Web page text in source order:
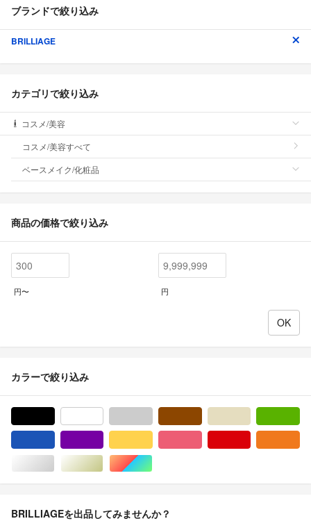
ブランドで絞り込み
BRILLIAGE
カテゴリで絞り込み
コスメ/美容
コスメ/美容すべて
ベースメイク/化粧品
商品の価格で絞り込み
円〜 円
カラーで絞り込み
シルバー/銀色系ゴールド/金色系マルチカラー
BRILLIAGEを出品してみませんか？